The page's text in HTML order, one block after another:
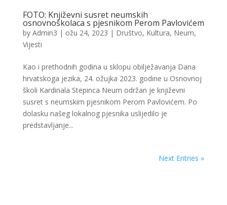
FOTO: Književni susret neumskih
osnovnoškolaca s pjesnikom Perom Pavlovićem
by Admin3 | ožu 24, 2023 | Društvo, Kultura, Neum,
Vijesti
Kao i prethodnih godina u sklopu obilježavanja Dana
hrvatskoga jezika, 24. ožujka 2023. godine u Osnovnoj
školi Kardinala Stepinca Neum održan je književni
susret s neumskim pjesnikom Perom Pavlovićem. Po
dolasku našeg lokalnog pjesnika uslijedilo je
predstavljanje...
Next Entries »